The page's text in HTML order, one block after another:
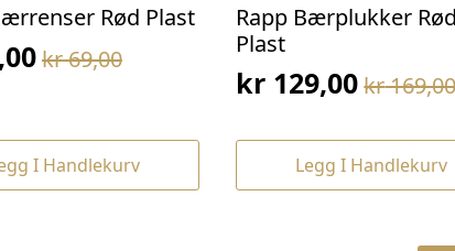
Rød Plast
kr69,00
I Handlekurv
Rapp Bærplukker Rød
Plast
kr
Opprinnelig
pris
kr 169,00.
kr 129,00
Nåværende
pris
kr 129,00.
Legg I Handlekurv